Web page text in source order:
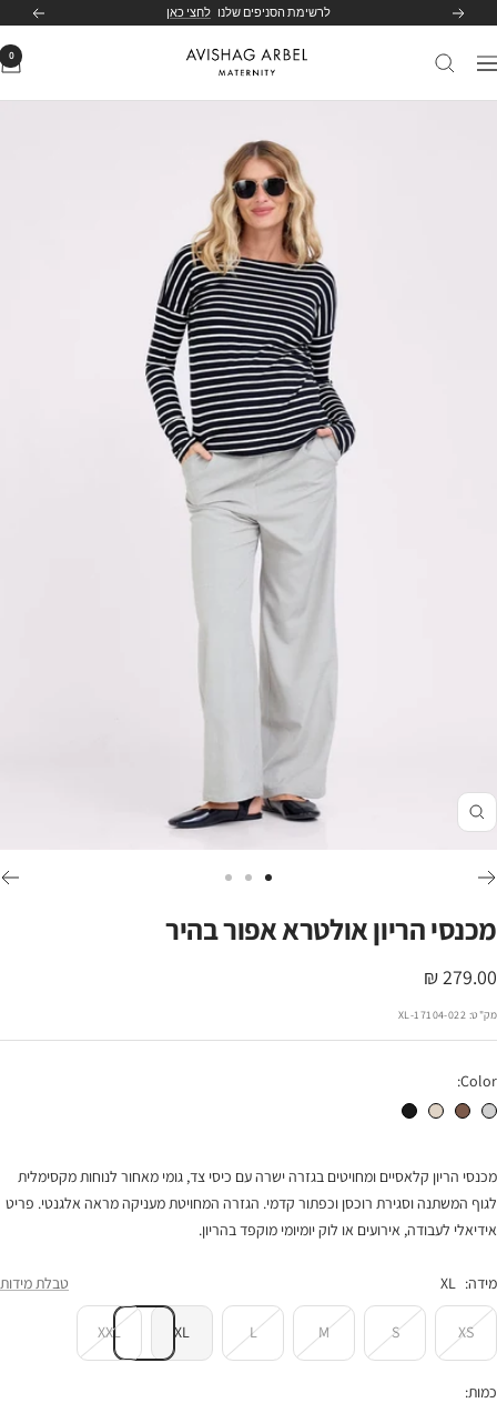
הקודם לרשימת הסניפים שלנו לחצי כאן הבא
ניווט
Avishag
0
זום
1
2
3
מכנסי הריון אולטרא אפור בהיר
מחיר
בהנחה
279.00 ₪
מק"ט: 17104-022-XL
Color:
מכנסי הריון אולטרא אפור בהירמכנסי הריון אולטרא חום מכנסי הריון אולטרא אבן מכנסי הריון אולטרא שחור
מכנסי הריון קלאסיים ומחויטים בגזרה ישרה עם כיסי צד, גומי מאחור לנוחות מקסימלית
לגוף המשתנה וסגירת רוכסן וכפתור קדמי. הגזרה המחויטת מעניקה מראה אלגנטי. פריט
אידיאלי לעבודה, אירועים או לוק יומיומי מוקפד בהריון.
מידה: XL טבלת מידות
XS
S
M
L
XL
XXL
כמות: